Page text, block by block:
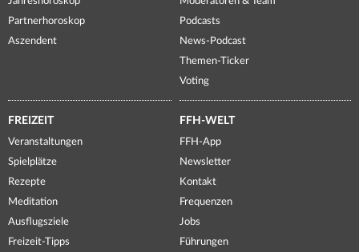
Partnerhoroskop
Aszendent
Podcasts
News-Podcast
Themen-Ticker
Voting
FREIZEIT
Veranstaltungen
Spielplätze
Rezepte
Meditation
Ausflugsziele
Freizeit-Tipps
FFH-WELT
FFH-App
Newsletter
Kontakt
Frequenzen
Jobs
Führungen